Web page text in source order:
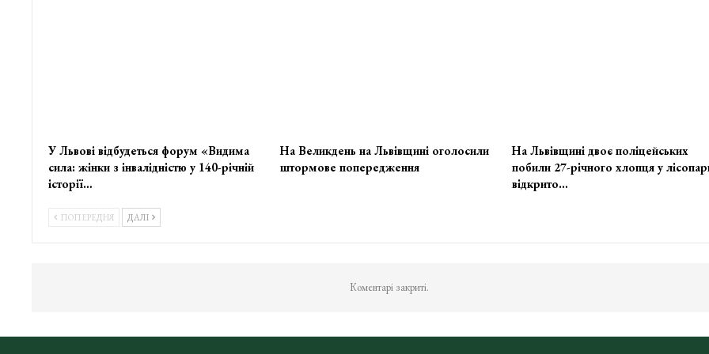
У Львові відбудеться форум «Видима
сила: жінки з інвалідністю у 140-річній
історії…
На Великдень на Львівщині оголосили
штормове попередження
На Львівщині двоє поліцейських
побили 27-річного хлопця у
відкрито…
ПОПЕРЕДНЯ ДАЛІ
Коментарі закриті.